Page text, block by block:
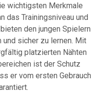
wichtigsten Merkmale
das Trainingsniveau und
den jungen Spielern
und sicher zu lernen. Mit
platzierten Nähten
ist der Schutz
er vom ersten Gebrauch